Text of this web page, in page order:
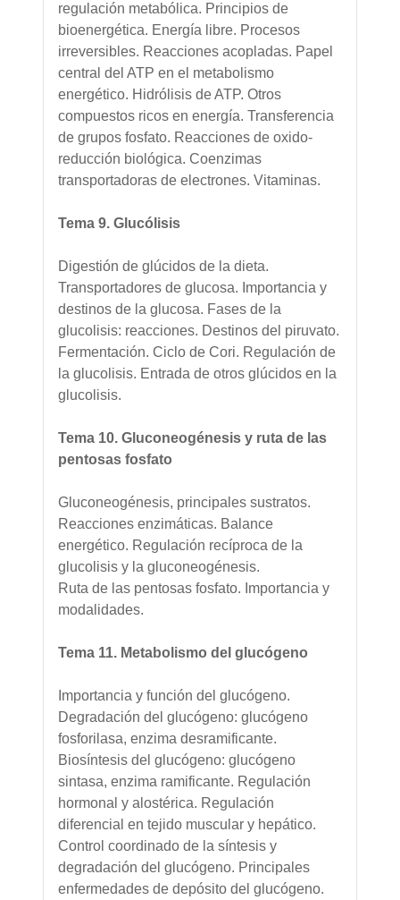
regulación metabólica. Principios de
bioenergética. Energía libre. Procesos
irreversibles. Reacciones acopladas. Papel
central del ATP en el metabolismo
energético. Hidrólisis de ATP. Otros
compuestos ricos en energía. Transferencia
de grupos fosfato. Reacciones de oxido-
reducción biológica. Coenzimas
transportadoras de electrones. Vitaminas.
Tema 9. Glucólisis
Digestión de glúcidos de la dieta.
Transportadores de glucosa. Importancia y
destinos de la glucosa. Fases de la
glucolisis: reacciones. Destinos del piruvato.
Fermentación. Ciclo de Cori. Regulación de
la glucolisis. Entrada de otros glúcidos en la
glucolisis.
Tema 10. Gluconeogénesis y ruta de las
pentosas fosfato
Gluconeogénesis, principales sustratos.
Reacciones enzimáticas. Balance
energético. Regulación recíproca de la
glucolisis y la gluconeogénesis.
Ruta de las pentosas fosfato. Importancia y
modalidades.
Tema 11. Metabolismo del glucógeno
Importancia y función del glucógeno.
Degradación del glucógeno: glucógeno
fosforilasa, enzima desramificante.
Biosíntesis del glucógeno: glucógeno
sintasa, enzima ramificante. Regulación
hormonal y alostérica. Regulación
diferencial en tejido muscular y hepático.
Control coordinado de la síntesis y
degradación del glucógeno. Principales
enfermedades de depósito del glucógeno.